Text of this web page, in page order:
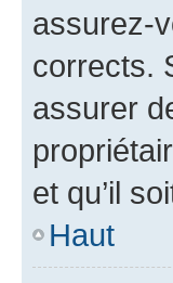
assurez-
corrects.
assurer
et qu’il
Haut